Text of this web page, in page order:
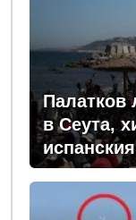
Палатков
в Сеута,